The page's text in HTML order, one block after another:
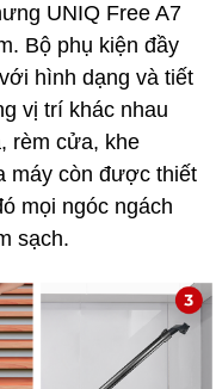
UNIQ Free A7
Bộ phụ kiện đầy
hình dạng và tiết
vị trí khác nhau
rèm cửa, khe
máy còn được thiết
mọi ngóc ngách
sạch.